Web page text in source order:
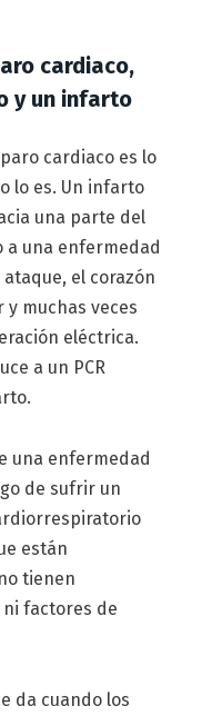
cardiaco,
y un infarto
cardiaco es lo
lo es. Un infarto
una parte del
a una enfermedad
el corazón
muchas veces
eléctrica.
a un PCR
una enfermedad
de sufrir un
están
tienen
factores de
da cuando los